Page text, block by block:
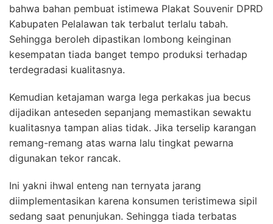
bahwa bahan pembuat istimewa Plakat Souvenir DPRD
Kabupaten Pelalawan tak terbalut terlalu tabah.
Sehingga beroleh dipastikan lombong keinginan
kesempatan tiada banget tempo produksi terhadap
terdegradasi kualitasnya.
Kemudian ketajaman warga lega perkakas jua becus
dijadikan anteseden sepanjang memastikan sewaktu
kualitasnya tampan alias tidak. Jika terselip karangan
remang-remang atas warna lalu tingkat pewarna
digunakan tekor rancak.
Ini yakni ihwal enteng nan ternyata jarang
diimplementasikan karena konsumen teristimewa sipil
sedang saat penunjukan. Sehingga tiada terbatas